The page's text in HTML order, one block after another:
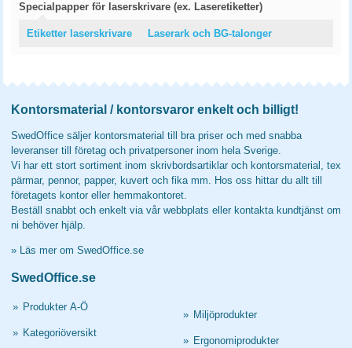
Specialpapper för laserskrivare (ex. Laseretiketter)
Etiketter laserskrivare Laserark och BG-talonger
Kontorsmaterial / kontorsvaror enkelt och billigt!
SwedOffice säljer kontorsmaterial till bra priser och med snabba
leveranser till företag och privatpersoner inom hela Sverige.
Vi har ett stort sortiment inom skrivbordsartiklar och kontorsmaterial, tex
pärmar, pennor, papper, kuvert och fika mm. Hos oss hittar du allt till
företagets kontor eller hemmakontoret.
Beställ snabbt och enkelt via vår webbplats eller kontakta kundtjänst om
ni behöver hjälp.
» Läs mer om SwedOffice.se
SwedOffice.se
» Produkter A-Ö
» Kategoriöversikt
» Miljöprodukter
» Ergonomiprodukter